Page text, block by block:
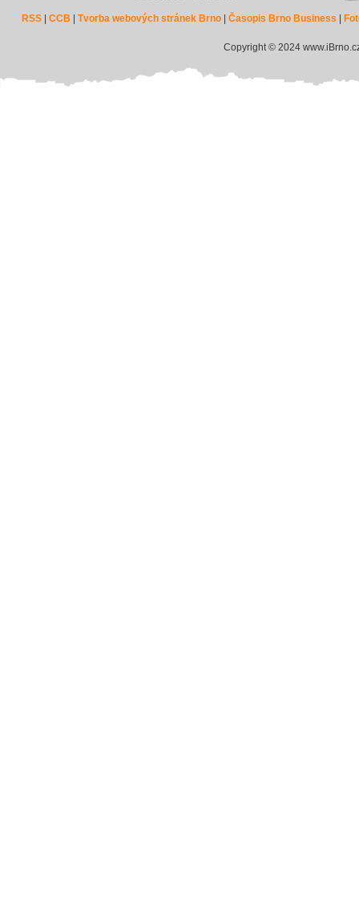
RSS |CCB |Tvorba webových stránek Brno |Časopis Brno Business
Copyright © 2024